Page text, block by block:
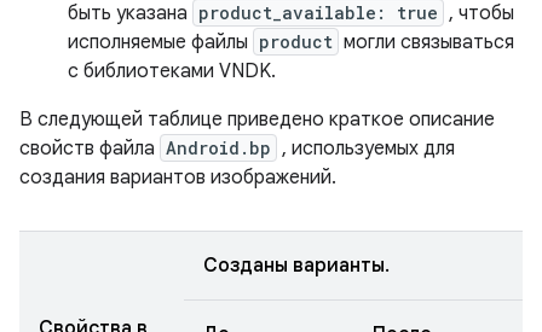
быть указана product_available: true , чтобы
исполняемые файлы product могли связываться
с библиотеками VNDK.
В следующей таблице приведено краткое описание
свойств файла Android.bp , используемых для
создания вариантов изображений.
Созданы варианты.